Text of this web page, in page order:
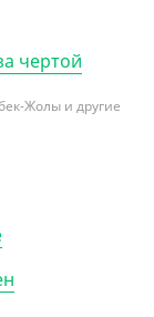
чертой
Жолы и другие